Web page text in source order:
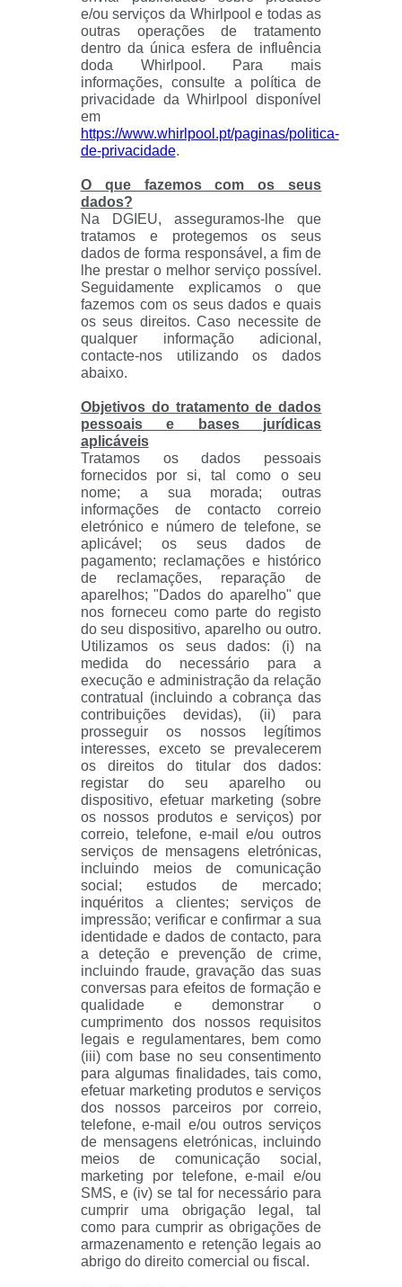
e/ou serviços da Whirlpool e todas as
outras operações de tratamento
dentro da única esfera de influência
doda Whirlpool. Para mais
informações, consulte a política de
privacidade da Whirlpool disponível
em
https://www.whirlpool.pt/paginas/politica-
de-privacidade.
O que fazemos com os seus
dados?
Na DGIEU, asseguramos-lhe que
tratamos e protegemos os seus
dados de forma responsável, a fim de
lhe prestar o melhor serviço possível.
Seguidamente explicamos o que
fazemos com os seus dados e quais
os seus direitos. Caso necessite de
qualquer informação adicional,
contacte-nos utilizando os dados
abaixo.
Objetivos do tratamento de dados
pessoais e bases jurídicas
aplicáveis
Tratamos os dados pessoais
fornecidos por si, tal como o seu
nome; a sua morada; outras
informações de contacto correio
eletrónico e número de telefone, se
aplicável; os seus dados de
pagamento; reclamações e histórico
de reclamações, reparação de
aparelhos; "Dados do aparelho" que
nos forneceu como parte do registo
do seu dispositivo, aparelho ou outro.
Utilizamos os seus dados: (i) na
medida do necessário para a
execução e administração da relação
contratual (incluindo a cobrança das
contribuições devidas), (ii) para
prosseguir os nossos legítimos
interesses, exceto se prevalecerem
os direitos do titular dos dados:
registar do seu aparelho ou
dispositivo, efetuar marketing (sobre
os nossos produtos e serviços) por
correio, telefone, e-mail e/ou outros
serviços de mensagens eletrónicas,
incluindo meios de comunicação
social; estudos de mercado;
inquéritos a clientes; serviços de
impressão; verificar e confirmar a sua
identidade e dados de contacto, para
a deteção e prevenção de crime,
incluindo fraude, gravação das suas
conversas para efeitos de formação e
qualidade e demonstrar o
cumprimento dos nossos requisitos
legais e regulamentares, bem como
(iii) com base no seu consentimento
para algumas finalidades, tais como,
efetuar marketing produtos e serviços
dos nossos parceiros por correio,
telefone, e-mail e/ou outros serviços
de mensagens eletrónicas, incluindo
meios de comunicação social,
marketing por telefone, e-mail e/ou
SMS, e (iv) se tal for necessário para
cumprir uma obrigação legal, tal
como para cumprir as obrigações de
armazenamento e retenção legais ao
abrigo do direito comercial ou fiscal.